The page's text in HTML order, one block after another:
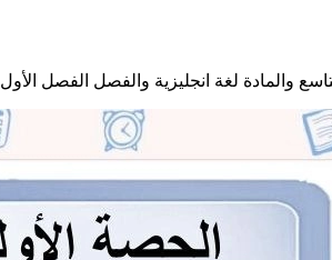
والمادة لغة انجليزية والفصل الفصل الأول